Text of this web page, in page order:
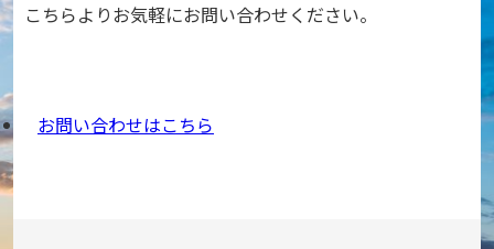
こちらよりお気軽にお問い合わせください。
お問い合わせはこちら